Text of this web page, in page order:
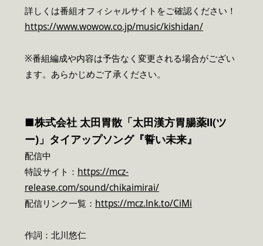
詳しくは番組オフィシャルサイトをご確認ください！
https://www.wowow.co.jp/music/kishidan/
※番組編成や内容は予告なく変更される場合がござい
ます。あらかじめご了承ください。
■株式会社 太田胃散「太田漢方胃腸薬Ⅱ(ツ
ー)」タイアップソング『誓い未来』
配信中
特設サイト： https://mcz-
release.com/sound/chikaimirai/
配信リンク一覧： https://mcz.lnk.to/CiMi
作詞：北川悠仁